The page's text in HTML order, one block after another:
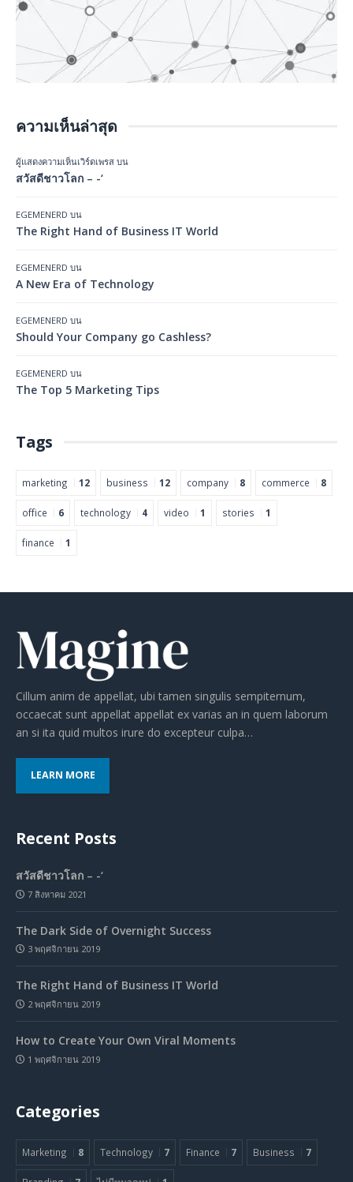
ความเห็นล่าสุด
ผู้แสดงความเห็นเวิร์ดเพรส บน
สวัสดีชาวโลก – -‘
EGEMENERD บน
The Right Hand of Business IT World
EGEMENERD บน
A New Era of Technology
EGEMENERD บน
Should Your Company go Cashless?
EGEMENERD บน
The Top 5 Marketing Tips
Tags
marketing 12 business 12 company 8 commerce 8
office 6 technology 4 video 1 stories 1
finance 1
Cillum anim de appellat, ubi tamen singulis sempiternum,
occaecat sunt appellat appellat ex varias an in quem laborum
an si ita quid multos irure do excepteur culpa…
LEARN MORE
Recent Posts
สวัสดีชาวโลก – -‘
7 สิงหาคม 2021
The Dark Side of Overnight Success
3 พฤศจิกายน 2019
The Right Hand of Business IT World
2 พฤศจิกายน 2019
How to Create Your Own Viral Moments
1 พฤศจิกายน 2019
Categories
Marketing 8 Technology 7 Finance 7 Business 7